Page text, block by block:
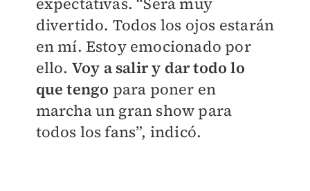
divertido. Todos los ojos estarán
en mí. Estoy emocionado por
ello. Voy a salir y dar todo lo
que tengo para poner en
marcha un gran show para
todos los fans”, indicó.